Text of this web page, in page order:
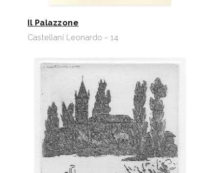
Il Palazzone
Castellani Leonardo - 14